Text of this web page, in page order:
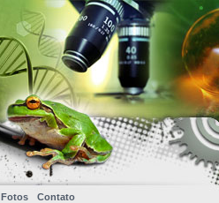
Fotos Contato